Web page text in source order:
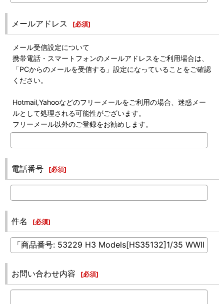
メールアドレス [必須]
メール受信設定について
携帯電話・スマートフォンのメールアドレスをご利用場合は、
「PCからのメールを受信する」設定になっていることをご確認
ください。
Hotmail,Yahooなどのフリーメールをご利用の場合、迷惑メー
ルとして処理される可能性がございます。
フリーメール以外のご登録をお勧めします。
電話番号 [必須]
件名 [必須]
お問い合わせ内容 [必須]